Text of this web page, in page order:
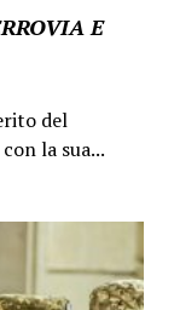
E
del
la sua...